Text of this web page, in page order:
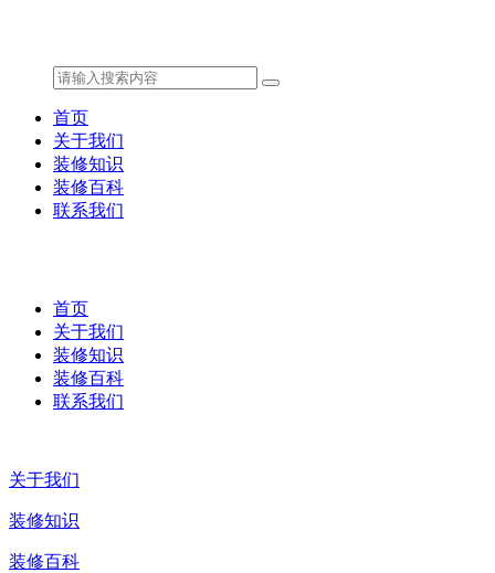
首页
关于我们
装修知识
装修百科
联系我们
首页
关于我们
装修知识
装修百科
联系我们
关于我们
装修知识
装修百科